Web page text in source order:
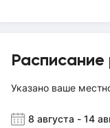
Указано ваше
8 августа - 14